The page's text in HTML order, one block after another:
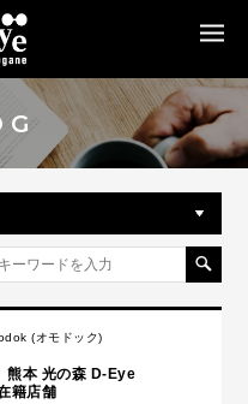
(オモドック)
本 光の森 D-Eye
籍店舗